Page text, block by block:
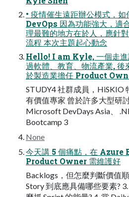
• 疫情催生遠距辦公模式，
DevOps 因為功能強大，適
理最難的地方在於人，應針
流程 本次主題起心動念
Hello! I am Kyle, 一個走進
過軟體、教育、物流產業, 後
於製造業擔任 Product
STUDY4 社群成員，HiSKIO
有價值專家 曾於許多大型研
Microsoft DevDays Asia、
Bootcamp 3
None
今天講 5 個痛點，在 Azure
Product Owner 需維護好
Backlogs，但怎麼判斷價值
Story 到底應具備哪些要素?